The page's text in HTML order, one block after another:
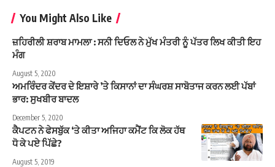
You Might Also Like
ਜ਼ਹਿਰੀਲੀ ਸ਼ਰਾਬ ਮਾਮਲਾ : ਸਨੀ ਦਿਓਲ ਨੇ ਮੁੱਖ ਮੰਤਰੀ ਨੂੰ ਪੱਤਰ ਲਿਖ ਕੀਤੀ ਇਹ
ਮੰਗ
August 5, 2020
ਅਮਰਿੰਦਰ ਕੇਂਦਰ ਦੇ ਇਸ਼ਾਰੇ ’ਤੇ ਕਿਸਾਨਾਂ ਦਾ ਸੰਘਰਸ਼ ਸਾਬੋਤਾਜ ਕਰਨ ਲਈ ਪੱਬਾਂ
ਭਾਰ: ਸੁਖਬੀਰ ਬਾਦਲ
December 5, 2020
ਕੈਪਟਨ ਨੇ ਫੇਸਬੁੱਕ ‘ਤੇ ਕੀਤਾ ਅਜਿਹਾ ਕਮੈਂਟ ਕਿ ਲੋਕ ਹੱਥ
ਧੋ ਕੇ ਪਏ ਪਿੱਛੇ?
August 5, 2019